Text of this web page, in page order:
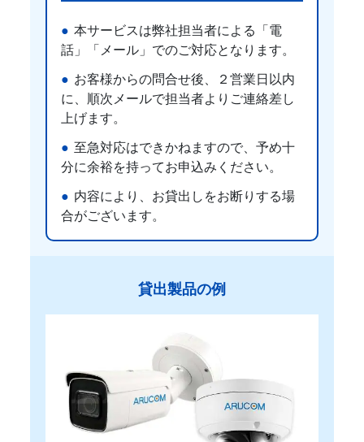
本サービスは弊社担当者による「電
話」「メール」でのご対応となります。
お客様からの問合せ後、２営業日以内
に、順次メールで担当者よりご連絡差し
上げます。
至急対応はできかねますので、予め十
分に余裕を持ってお申込みください。
内容により、お貸出しをお断りする場
合がございます。
貸出製品の例